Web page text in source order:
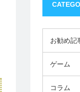
お勧め記
ゲーム
コラム